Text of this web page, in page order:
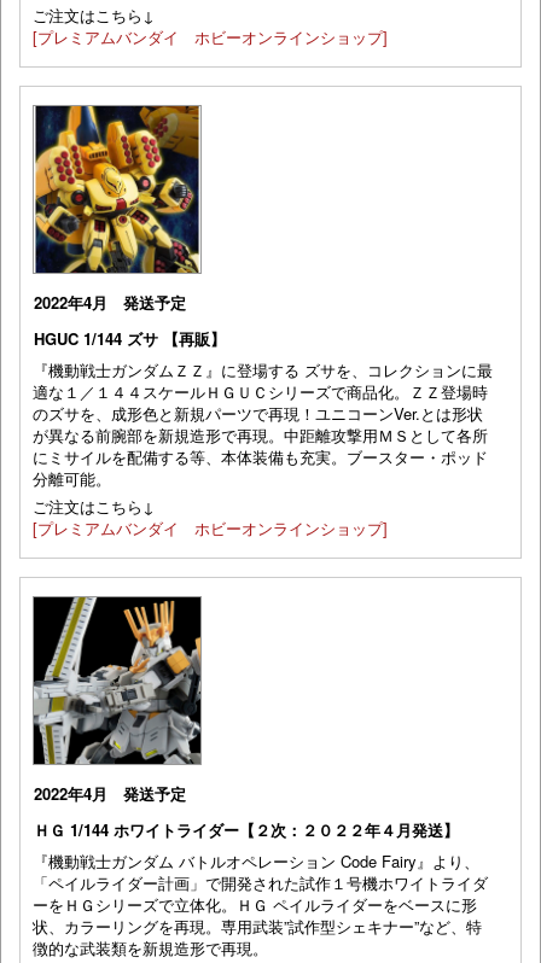
ご注文はこちら↓
[プレミアムバンダイ ホビーオンラインショップ]
2022年4月 発送予定
HGUC 1/144 ズサ 【再販】
『機動戦士ガンダムＺＺ』に登場する ズサを、コレクションに最
適な１／１４４スケールＨＧＵＣシリーズで商品化。ＺＺ登場時
のズサを、成形色と新規パーツで再現！ユニコーンVer.とは形状
が異なる前腕部を新規造形で再現。中距離攻撃用ＭＳとして各所
にミサイルを配備する等、本体装備も充実。ブースター・ポッド
分離可能。
ご注文はこちら↓
[プレミアムバンダイ ホビーオンラインショップ]
2022年4月 発送予定
ＨＧ 1/144 ホワイトライダー【２次：２０２２年４月発送】
『機動戦士ガンダム バトルオペレーション Code Fairy』より、
「ペイルライダー計画」で開発された試作１号機ホワイトライダ
ーをＨＧシリーズで立体化。ＨＧ ペイルライダーをベースに形
状、カラーリングを再現。専用武装”試作型シェキナー”など、特
徴的な武装類を新規造形で再現。